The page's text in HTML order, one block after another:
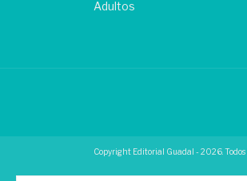
Adultos
Copyright Editorial Guadal - 2026. Todos